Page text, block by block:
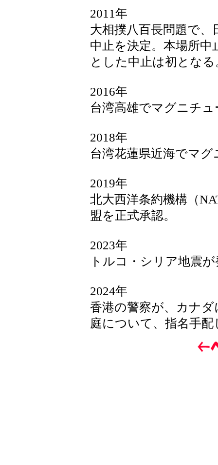
2011年
大相撲八百長問題で、
中止を決定。本場所
とした中止は初となる
2016年
台湾高雄でマグニチュ
2018年
台湾花蓮県近海でマ
2019年
北大西洋条約機構（
盟を正式承認。
2023年
トルコ・シリア地震
2024年
香港の警察が、カナ
庭について、指名手